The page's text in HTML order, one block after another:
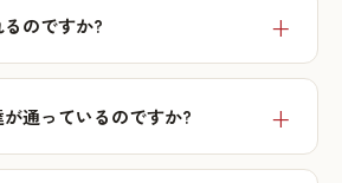
のですか?
通っているのですか?